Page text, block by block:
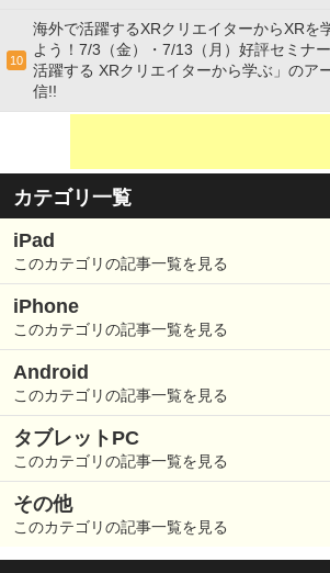
10
海外で活躍するXRクリエイターからXRを
よう！7/3（金）・7/13（月）好評セミナ
活躍する XRクリエイターから学ぶ」のア
信!!
カテゴリ一覧
iPad
このカテゴリの記事一覧を見る
iPhone
このカテゴリの記事一覧を見る
Android
このカテゴリの記事一覧を見る
タブレットPC
このカテゴリの記事一覧を見る
その他
このカテゴリの記事一覧を見る